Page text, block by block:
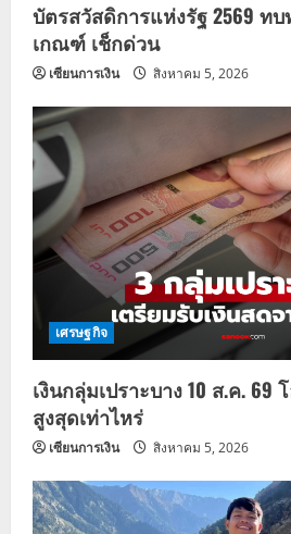
บัตรสวัสดิการแห่งรัฐ 2569 ท
เกณฑ์ เช็กด่วน
เซียนการเงิน สิงหาคม 5, 2026
เศรษฐกิจ
เงินกลุ่มเปราะบาง 10 ส.ค. 69
สูงสุดเท่าไหร่
เซียนการเงิน สิงหาคม 5, 2026